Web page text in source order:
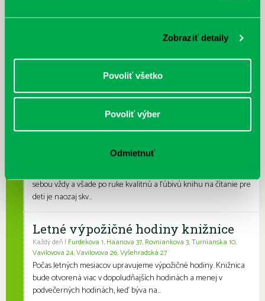
Zobraziť detaily
Povoliť všetko
Povoliť výber
Odmietnuť
Výdajný knižný box dostupný 24/7
vchode do Petržalskej plavárne na Tupolevovej 7B a jeho obsluha
je užívateľsky veľmi jednodu...
Kubo Club už aj v petržalskej
Turnianska 10,Vavilovova 24
sebou vždy a všade po ruke kvalitnú a ľúbivú knihu na čítanie pre
deti je naozaj skv...
Letné výpožičné hodiny knižnice
Každý deň | Furdekova 1, Haanova 37, Rovniankova 3,Turnianska 10,
Vavilovova 24,Vavilovova 26,Vyšehradská 27
Počas letných mesiacov upravujeme výpožičné hodiny. Knižnica
bude otvorená viac v dopoludňajších hodinách a menej v
podvečerných hodinách, keď býva na...